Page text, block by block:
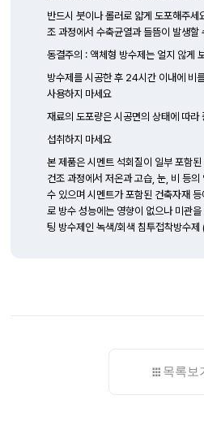
반드시 붓이나 롤러로 얇게 도포해주
조 과정에서 수축균열과 들뜸이 발생할
동결주의 : 액체형 방수제는 얼지 않게
방수제를 시공한 후 24시간 이내에 비
사용하지 마세요
재료의 도포량은 시공면의 상태에 따라
섭취하지 마세요
본 제품은 시멘트 석회질이 일부 포함
건조 과정에서 저온과 고습, 눈, 비 등
수 있으며 시멘트가 포함된 건축자재
로 방수 성능에는 영향이 없으나 미관
팅 방수제인 녹색/회색 침투접착방수
목록보